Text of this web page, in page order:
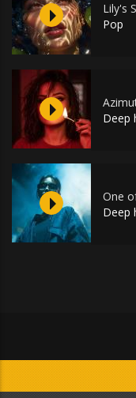
Lily's
Pop
Deep
One
Deep